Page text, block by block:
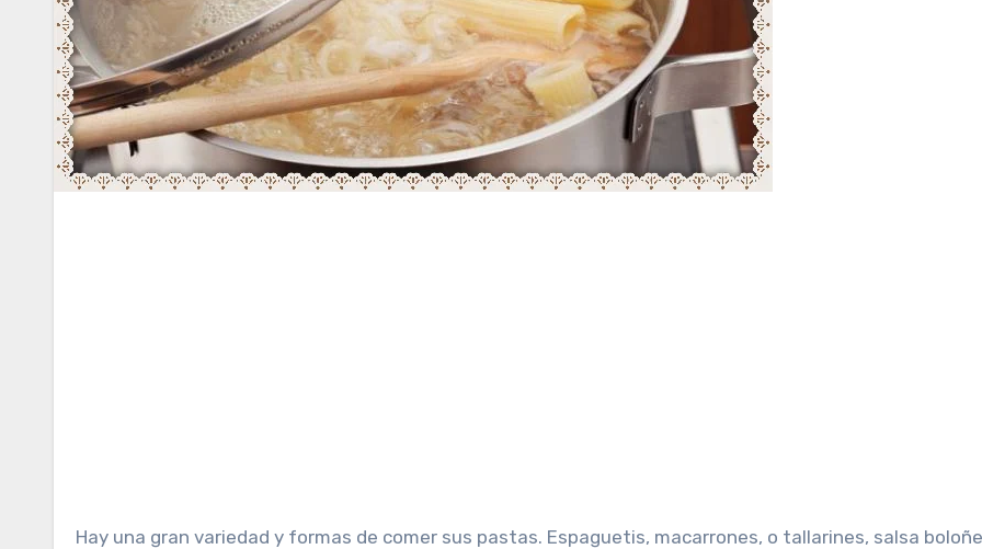
Hay una gran variedad y formas de comer sus pastas. Espaguetis, macarrones, o tallarines, salsa boloñesa,